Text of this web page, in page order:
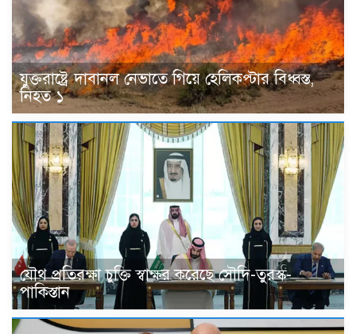
যুক্তরাষ্ট্রে দাবানল নেভাতে গিয়ে হেলিকপ্টার বিধ্বস্ত,
নিহত ১
যৌথ প্রতিরক্ষা চুক্তি স্বাক্ষর করেছে সৌদি-তুরস্ক-
পাকিস্তান